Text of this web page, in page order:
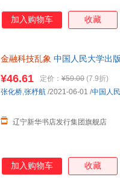
加入购物车 收藏
金融科技乱象 中国人民大学出
¥46.61 定价： ¥59.00 (7.9折)
辽宁新华书店发行集团旗舰店
张化桥,张杼航 /2021-06-01 /中国人
加入购物车 收藏